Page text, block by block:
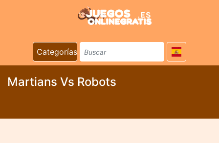
Categorías
Martians Vs Robots